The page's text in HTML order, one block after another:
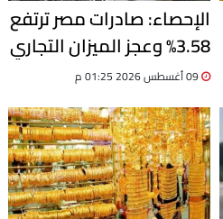
الإحصاء: صادرات مصر ترتفع
3.58% وعجز الميزان التجاري
يتراجع في مايو 2026